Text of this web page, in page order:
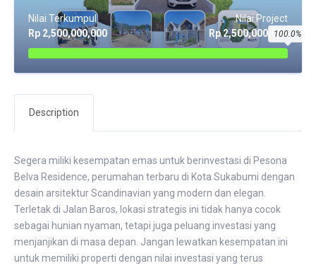
Nilai Terkumpul
Rp 2,500,000,000
Nilai Project
Rp 2,500,000,000100.0%
Description
Segera miliki kesempatan emas untuk berinvestasi di Pesona
Belva Residence, perumahan terbaru di Kota Sukabumi dengan
desain arsitektur Scandinavian yang modern dan elegan.
Terletak di Jalan Baros, lokasi strategis ini tidak hanya cocok
sebagai hunian nyaman, tetapi juga peluang investasi yang
menjanjikan di masa depan. Jangan lewatkan kesempatan ini
untuk memiliki properti dengan nilai investasi yang terus